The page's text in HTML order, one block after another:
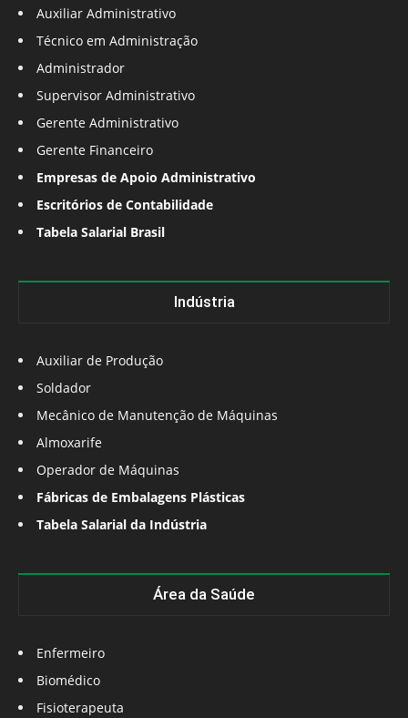
Auxiliar Administrativo
Técnico em Administração
Administrador
Supervisor Administrativo
Gerente Administrativo
Gerente Financeiro
Empresas de Apoio Administrativo
Escritórios de Contabilidade
Tabela Salarial Brasil
Indústria
Auxiliar de Produção
Soldador
Mecânico de Manutenção de Máquinas
Almoxarife
Operador de Máquinas
Fábricas de Embalagens Plásticas
Tabela Salarial da Indústria
Área da Saúde
Enfermeiro
Biomédico
Fisioterapeuta